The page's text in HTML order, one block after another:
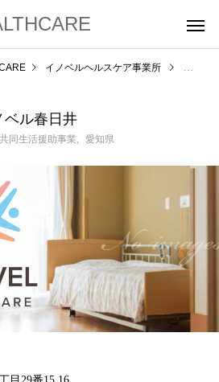
イノベルヘルスケア事業所 グルー
ベル春日井
共同生活援助事業 愛知県